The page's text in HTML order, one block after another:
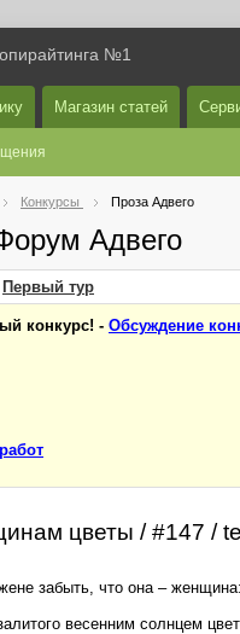
№1
Магазин статей
Конкурсы Проза Адвего
Адвего
Первый тур
конкурс! - Обсуждение
цветы / #147 /
забыть, что она –
весенним солнцем